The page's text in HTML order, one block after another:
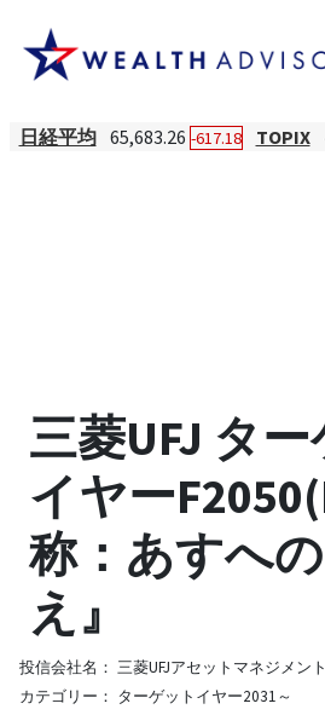
日経平均 65,683.26 -617.18 TOPIX
三菱UFJ タ
イヤー
称：あすへ
え』
投信会社名： 三菱UFJアセットマネジメント
カテゴリー： ターゲットイヤー2031～